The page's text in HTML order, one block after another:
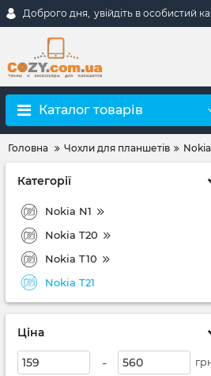
Доброго дня, увійдіть в особистий
Каталог товарів
Головна Чохли для планшетів Nokia
Категорії
Nokia N1
Nokia T20
Nokia T10
Nokia T21
Ціна
-